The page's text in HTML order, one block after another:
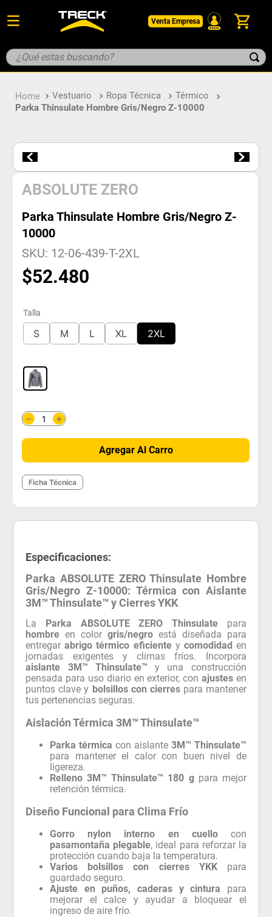
Venta Empresa
¿Qué estas buscando?
Vestuario Ropa Técnica
Térmico
Parka Thinsulate Hombre Gris/Negro Z-10000
ABSOLUTE ZERO
Parka Thinsulate Hombre Gris/Negro Z-
10000
SKU: 12-06-439-T-2XL
$52.480
Talla
S M L XL 2XL
＋
－
Agregar Al Carro
Ficha Técnica
Especificaciones:
Parka ABSOLUTE ZERO Thinsulate Hombre
Gris/Negro Z-10000: Térmica con Aislante
3M™ Thinsulate™ y Cierres YKK
La Parka ABSOLUTE ZERO Thinsulatepara
hombre en color gris/negro está diseñada para
entregarabrigo térmico eficientey comodidad en
jornadas exigentes y climas fríos. Incorpora
aislante 3M™ Thinsulate™ y una construcción
pensada para uso diario en exterior, con ajustesen
puntos clave y bolsillos con cierrespara mantener
tus pertenencias seguras.
Aislación Térmica 3M™ Thinsulate™
Parka térmica con aislante 3M™ Thinsulate™
para mantener el calor con buen nivel de
ligereza.
Relleno 3M™ Thinsulate™ 180 gpara mejor
retención térmica.
Diseño Funcional para Clima Frío
Gorro nylon interno en cuellocon
pasamontaña plegable, ideal para reforzar la
protección cuando baja la temperatura.
Varios bolsillos con cierres YKKpara
guardado seguro.
Ajuste en puños, caderas y cintura para
mejorar el calce y ayudar a bloquear el
ingreso de aire frío.
1. botin
5. casco